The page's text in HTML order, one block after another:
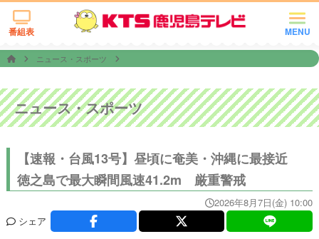
MENU
番組表
ニュース・スポーツ
ニュース・スポーツ
【速報・台風13号】昼頃に奄美・沖縄に最接近
徳之島で最大瞬間風速41.2m 厳重警戒
2026年8月7日(金) 10:00
シェア